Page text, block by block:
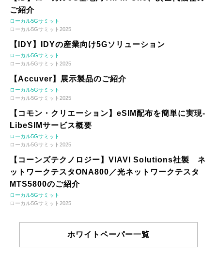
ご紹介
ローカル5Gサミット
ローカル5Gサミット2025
【IDY】IDYの産業向け5Gソリューション
ローカル5Gサミット
ローカル5Gサミット2025
【Accuver】展示製品のご紹介
ローカル5Gサミット
ローカル5Gサミット2025
【コモン・クリエーション】eSIM配布を簡単に実現-
LibeSIMサービス概要
ローカル5Gサミット
ローカル5Gサミット2025
【コーンズテクノロジー】VIAVI Solutions社製 ネ
ットワークテスタONA800／光ネットワークテスタ
MTS5800のご紹介
ローカル5Gサミット
ローカル5Gサミット2025
ホワイトペーパー一覧